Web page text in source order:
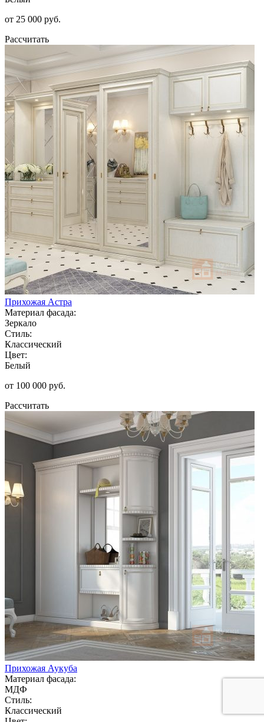
от 25 000 руб.
Рассчитать
Прихожая Астра
Материал фасада:
Зеркало
Стиль:
Классический
Цвет:
Белый
от 100 000 руб.
Рассчитать
Прихожая Аукуба
Материал фасада:
МДФ
Стиль:
Классический